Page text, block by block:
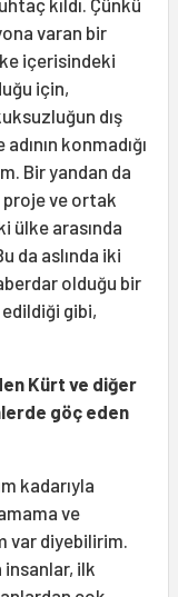
kıldı. Çünkü
varan bir
içerisindeki
için,
dış
konmadığı
Bir yandan da
ve ortak
ülke arasında
da aslında iki
olduğu bir
gibi,
Kürt ve diğer
göç eden
kadarıyla
ve
var diyebilirim.
insanlar, ilk